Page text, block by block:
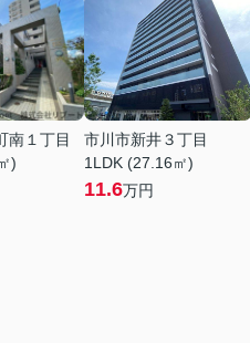
南１丁目
)
市川市新井３丁目
1LDK (27.16㎡)
11.6万円